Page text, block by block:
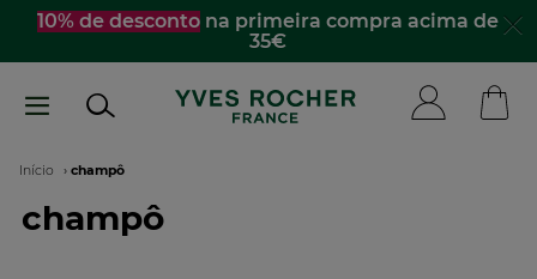
Passar
conteúdo
10% de descontona primeira compra acima de
35€
Navegação
estrutural
Início champô
champô